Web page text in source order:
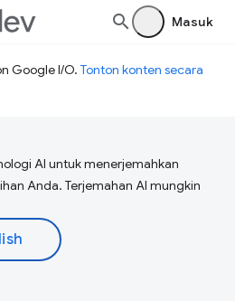
Masuk
Google I/O. Tonton konten secara
AI untuk menerjemahkan
Anda. Terjemahan AI mungkin